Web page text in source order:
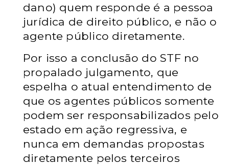
dano) quem responde é a pessoa
jurídica de direito público, e não o
agente público diretamente.
Por isso a conclusão do STF no
propalado julgamento, que
espelha o atual entendimento de
que os agentes públicos somente
podem ser responsabilizados pelo
estado em ação regressiva, e
nunca em demandas propostas
diretamente pelos terceiros